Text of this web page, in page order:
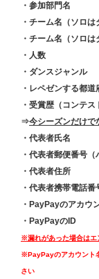
・参加部門名
・チーム名（ソロは
・チーム名（ソロ
・人数
・ダンスジャンル
・レペゼンする都道
・受賞歴（コンテ
⇒今シーズンだけで
・代表者氏名
・代表者郵便番号（
・代表者住所
・代表者携帯電話番
・PayPayのアカウ
・PayPayのID
※漏れがあった場合はエ
※PayPayのアカウント
さい